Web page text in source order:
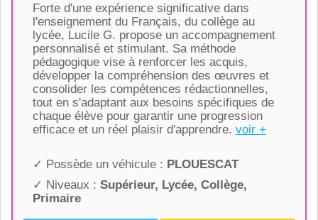
Forte d'une expérience significative dans
l'enseignement du Français, du collège au
lycée, Lucile G. propose un accompagnement
personnalisé et stimulant. Sa méthode
pédagogique vise à renforcer les acquis,
développer la compréhension des œuvres et
consolider les compétences rédactionnelles,
tout en s'adaptant aux besoins spécifiques de
chaque élève pour garantir une progression
efficace et un réel plaisir d'apprendre. voir +
✓ Possède un véhicule : PLOUESCAT
✓ Niveaux : Supérieur, Lycée, Collège,
Primaire